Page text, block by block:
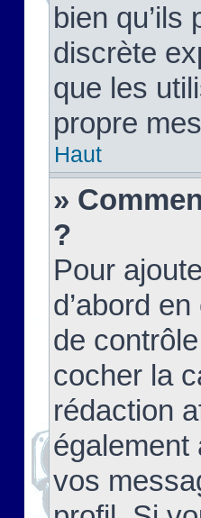
bien qu’ils
discrète
que les
propre
Haut
»
?
Pour
d’abord
de
cocher la
rédaction
également
vos